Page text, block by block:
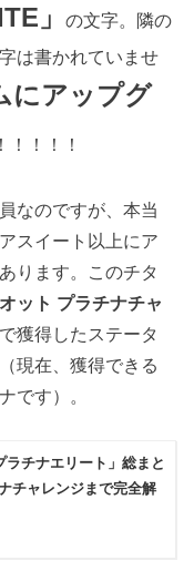
」の文字。隣の
は書かれていませ
にアップグ
！！！！
なのですが、本当
スイート以上にア
ります。このチタ
オット プラチナチャ
獲得したステータ
現在、獲得できる
です）。
ラチナエリート」総まと
チャレンジまで完全解